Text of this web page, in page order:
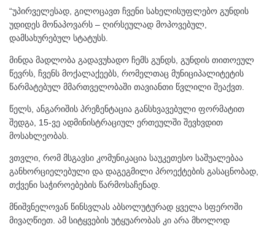
“უპირველესად, გილოცავთ ჩვენი სახელისუფლებო გუნდის
უდიდეს მონაპოვარს – ღირსეულად მოპოვებულ,
დამსახურებულ სტატუსს.
მინდა მადლობა გადავუხადო ჩემს გუნდს, გუნდის თითოეულ
წევრს, ჩვენს მოქალაქეებს, რომელთაც მუნიციპალიტეტის
წარმატებულ მმართველობაში თავიანთი წვლილი შეაქვთ.
წელს, ანგარიშის პრეზენტაცია განსხვავებული ფორმატით
შედგა, 15-ვე ადმინისტრაციულ ერთეულში შევხვდით
მოსახლეობას.
ვთვლი, რომ მსგავსი კომუნიკაცია საუკეთესო საშუალებაა
განხორციელებული და დაგეგმილი პროექტების გასაცნობად,
თქვენი საჭიროებების წარმოსაჩენად.
მნიშვნელოვან წინსვლას აბსოლუტურად ყველა სფეროში
მივაღწიეთ. ამ სიტყვების უტყუარობას კი არა მხოლოდ